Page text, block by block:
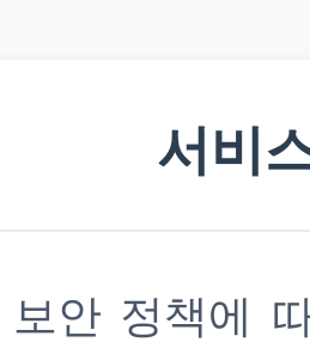
서비
보안 정책에